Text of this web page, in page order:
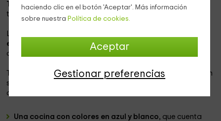
haciendo clic en el botón 'Aceptar'. Más información
sobre nuestra Política de cookies.
Aceptar
Gestionar preferencias
Tarragona, y donde vais a poder disfrutar de la
tranquilidad.
La vivienda está pensada para grandes grupos, que
encontrarán aquí todo tipo de comodidades
de espacios de los que disfrutar.
espacio para 9 personas en el interior,
que harán
su día a día entre las siguientes estancias que te vamos a
detallar a continuación:
Una cocina con colores en azul y blanco, que cuenta